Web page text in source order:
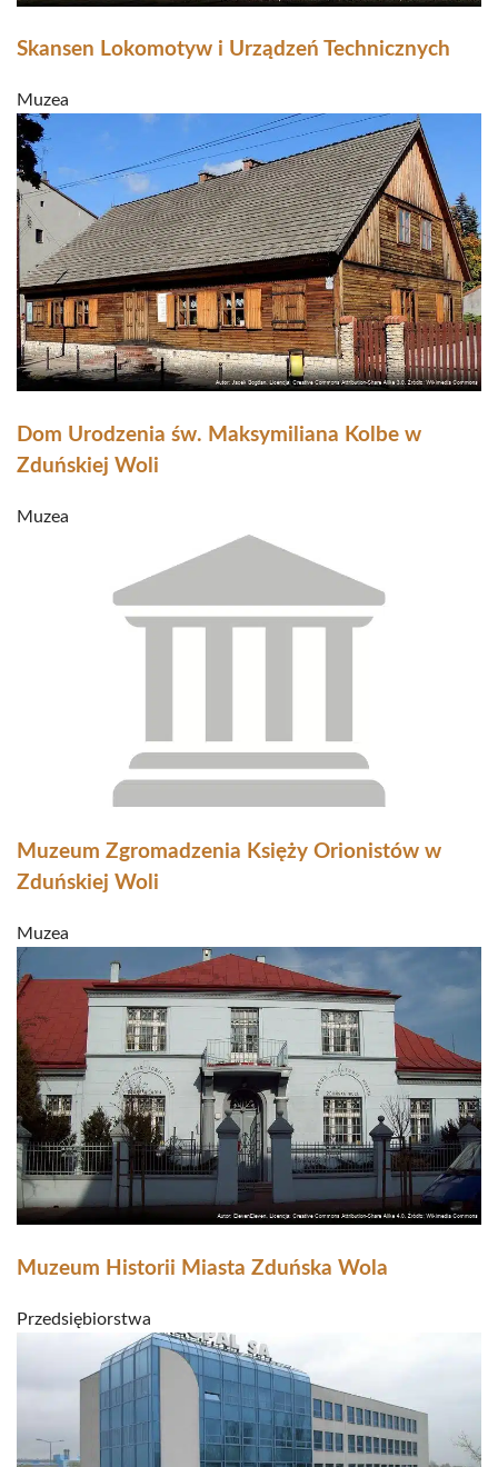
Skansen Lokomotyw i Urządzeń Technicznych
Muzea
Dom Urodzenia św. Maksymiliana Kolbe w
Zduńskiej Woli
Muzea
Muzeum Zgromadzenia Księży Orionistów w
Zduńskiej Woli
Muzea
Muzeum Historii Miasta Zduńska Wola
Przedsiębiorstwa